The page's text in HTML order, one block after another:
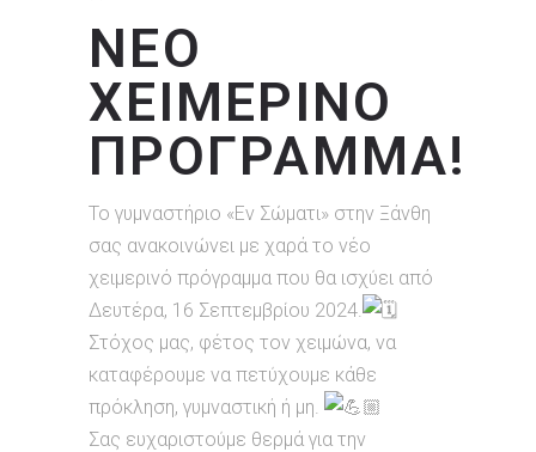
ΝΕΟ
ΧΕΙΜΕΡΙΝΟ
ΠΡΟΓΡΑΜΜΑ!
Το γυμναστήριο «Εν Σώματι» στην Ξάνθη
σας ανακοινώνει με χαρά το νέο
χειμερινό πρόγραμμα που θα ισχύει από
Δευτέρα, 16 Σεπτεμβρίου 2024.
Στόχος μας, φέτος τον χειμώνα, να
καταφέρουμε να πετύχουμε κάθε
πρόκληση, γυμναστική ή μη.
Σας ευχαριστούμε θερμά για την